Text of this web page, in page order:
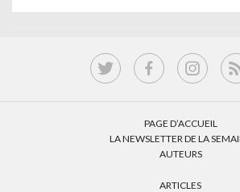
PAGE D’ACCUEIL
LA NEWSLETTER DE LA
AUTEURS
ARTICLES